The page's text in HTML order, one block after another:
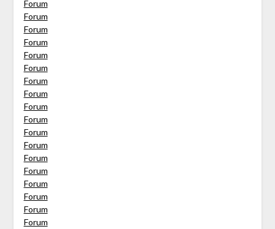
Forum
Forum
Forum
Forum
Forum
Forum
Forum
Forum
Forum
Forum
Forum
Forum
Forum
Forum
Forum
Forum
Forum
Forum